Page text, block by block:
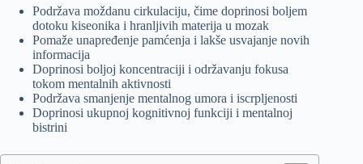
Podržava moždanu cirkulaciju, čime doprinosi boljem
dotoku kiseonika i hranljivih materija u mozak
Pomaže unapređenje pamćenja i lakše usvajanje novih
informacija
Doprinosi boljoj koncentraciji i održavanju fokusa
tokom mentalnih aktivnosti
Podržava smanjenje mentalnog umora i iscrpljenosti
Doprinosi ukupnoj kognitivnoj funkciji i mentalnoj
bistrini